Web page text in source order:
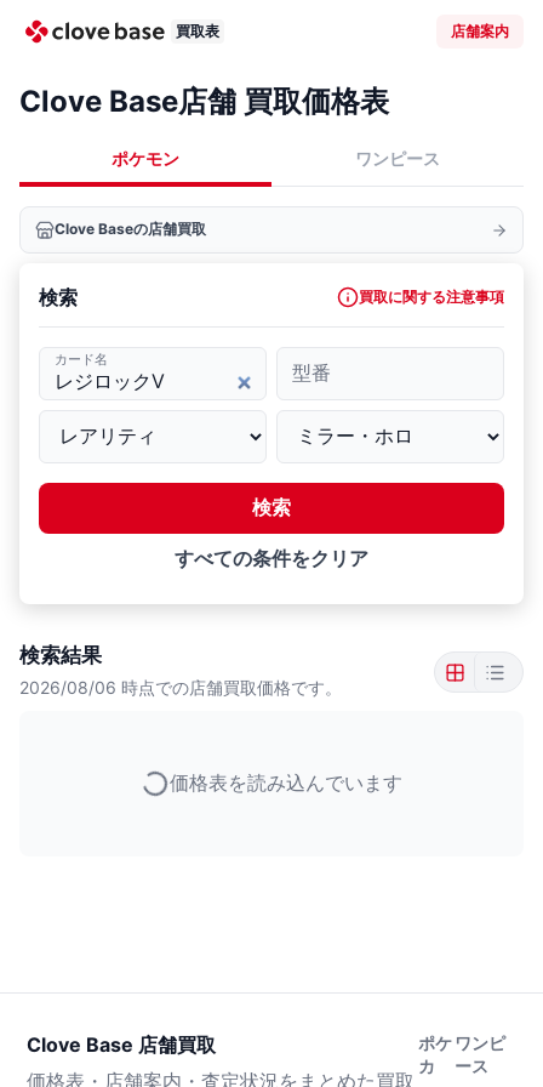
買取表 店舗案内
Clove Base店舗 買取価格表
ポケモン ワンピース
Clove Baseの店舗買取
検索 買取に関する注意事項
カード名
型番
検索
すべての条件をクリア
検索結果
2026/08/06 時点での店舗買取価格です。
価格表を読み込んでいます
Clove Base 店舗買取
価格表・店舗案内・査定状況をまとめた買取
ポケ
カ
ワンピ
ース